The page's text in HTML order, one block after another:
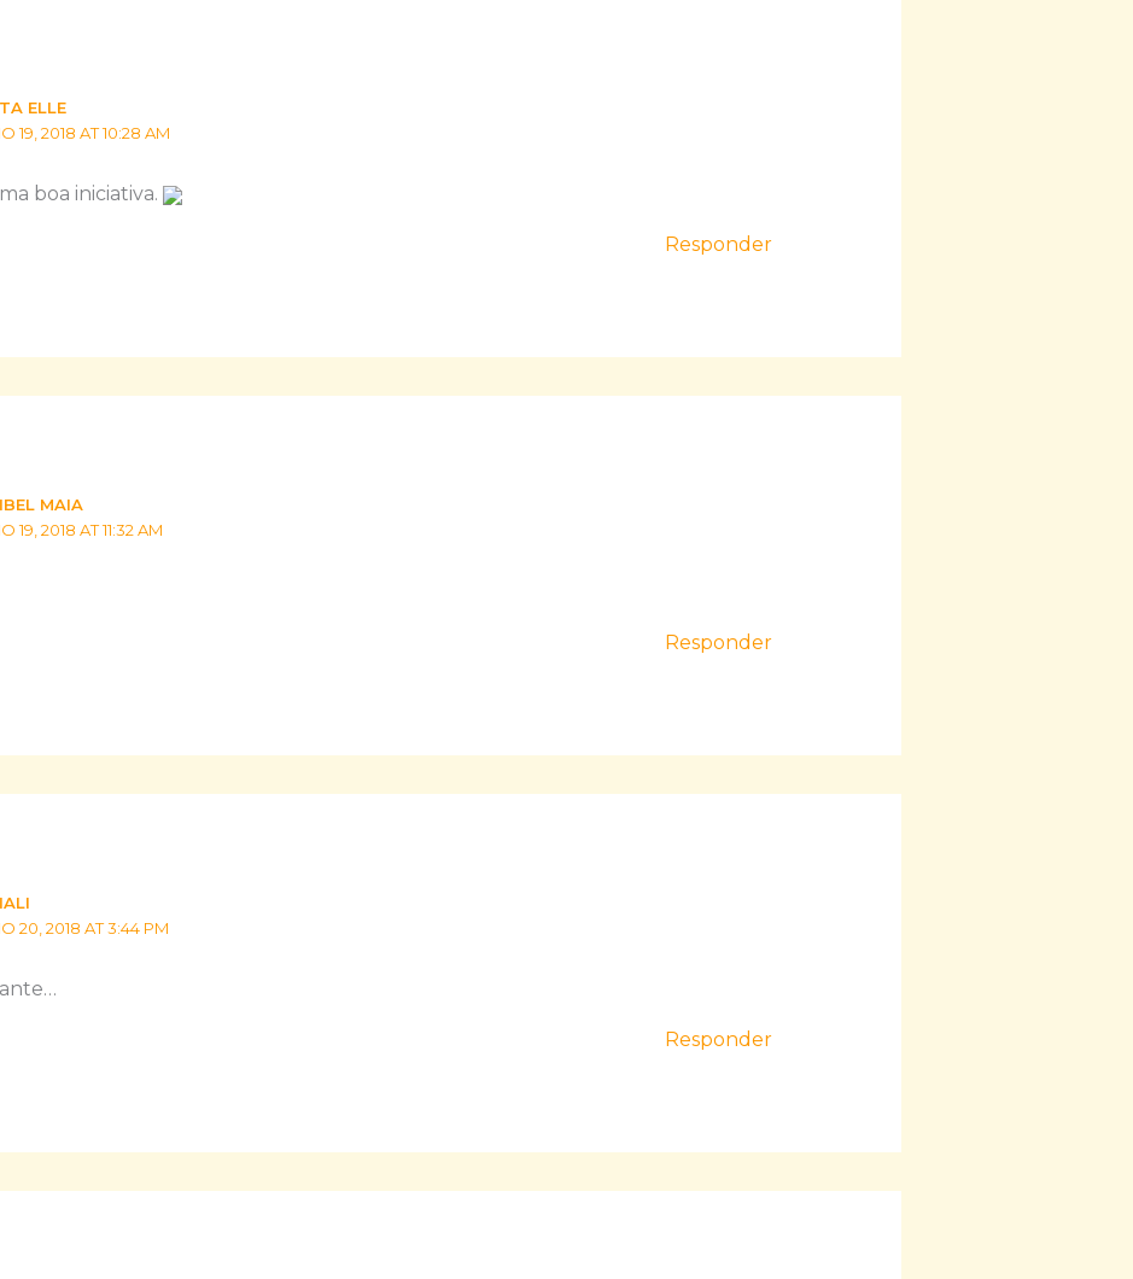
ELLE
19, 2018 AT 10:28 AM
boa iniciativa.
Responder
MAIA
19, 2018 AT 11:32 AM
Responder
20, 2018 AT 3:44 PM
Responder